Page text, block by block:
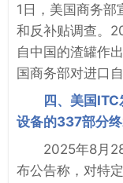
1日，美国商务部
和反补贴调查。
自中国的渣罐作
国商务部对进口
四、美国
设备的337部分
2025年8月
布公告称，对特